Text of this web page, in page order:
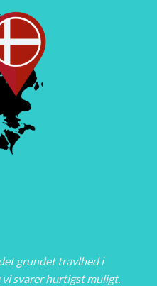
grundet travlhed i
vi svarer hurtigst muligt.